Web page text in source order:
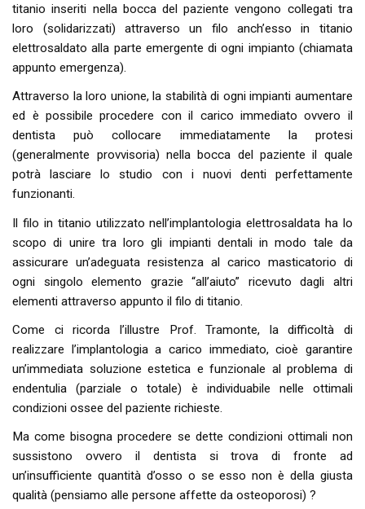
titanio inseriti nella bocca del paziente vengono collegati tra
loro (solidarizzati) attraverso un filo anch’esso in titanio
elettrosaldato alla parte emergente di ogni impianto (chiamata
appunto emergenza).
Attraverso la loro unione, la stabilità di ogni impianti aumentare
ed è possibile procedere con il carico immediato ovvero il
dentista può collocare immediatamente la protesi
(generalmente provvisoria) nella bocca del paziente il quale
potrà lasciare lo studio con i nuovi denti perfettamente
funzionanti.
Il filo in titanio utilizzato nell’implantologia elettrosaldata ha lo
scopo di unire tra loro gli impianti dentali in modo tale da
assicurare un’adeguata resistenza al carico masticatorio di
ogni singolo elemento grazie “all’aiuto” ricevuto dagli altri
elementi attraverso appunto il filo di titanio.
Come ci ricorda l’illustre Prof. Tramonte, la difficoltà di
realizzare l’implantologia a carico immediato, cioè garantire
un’immediata soluzione estetica e funzionale al problema di
endentulia (parziale o totale) è individuabile nelle ottimali
condizioni ossee del paziente richieste.
Ma come bisogna procedere se dette condizioni ottimali non
sussistono ovvero il dentista si trova di fronte ad
un’insufficiente quantità d’osso o se esso non è della giusta
qualità (pensiamo alle persone affette da osteoporosi) ?